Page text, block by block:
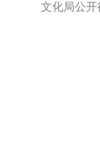
文化局公开